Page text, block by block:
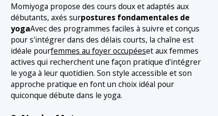
Momiyoga propose des cours doux et adaptés aux
débutants, axés surpostures fondamentales de
yogaAvec des programmes faciles à suivre et conçus
pour s'intégrer dans des délais courts, la chaîne est
idéale pourfemmes au foyer occupéeset aux femmes
actives qui recherchent une façon pratique d'intégrer
le yoga à leur quotidien. Son style accessible et son
approche pratique en font un choix idéal pour
quiconque débute dans le yoga.